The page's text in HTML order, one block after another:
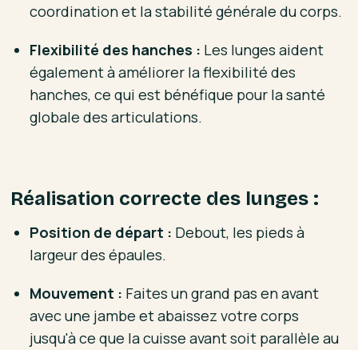
coordination et la stabilité générale du corps.
Flexibilité des hanches : Les lunges aident
également à améliorer la flexibilité des
hanches, ce qui est bénéfique pour la santé
globale des articulations.
Réalisation correcte des lunges :
Position de départ : Debout, les pieds à
largeur des épaules.
Mouvement : Faites un grand pas en avant
avec une jambe et abaissez votre corps
jusqu'à ce que la cuisse avant soit parallèle au